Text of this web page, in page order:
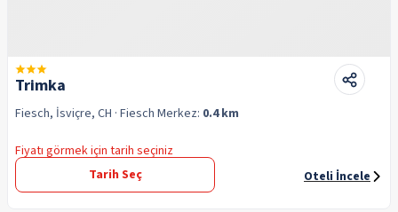
Trimka
Fiesch, İsviçre, CH · Fiesch Merkez: 0.4 km
Fiyatı görmek için tarih seçiniz
Tarih Seç
Oteli İncele